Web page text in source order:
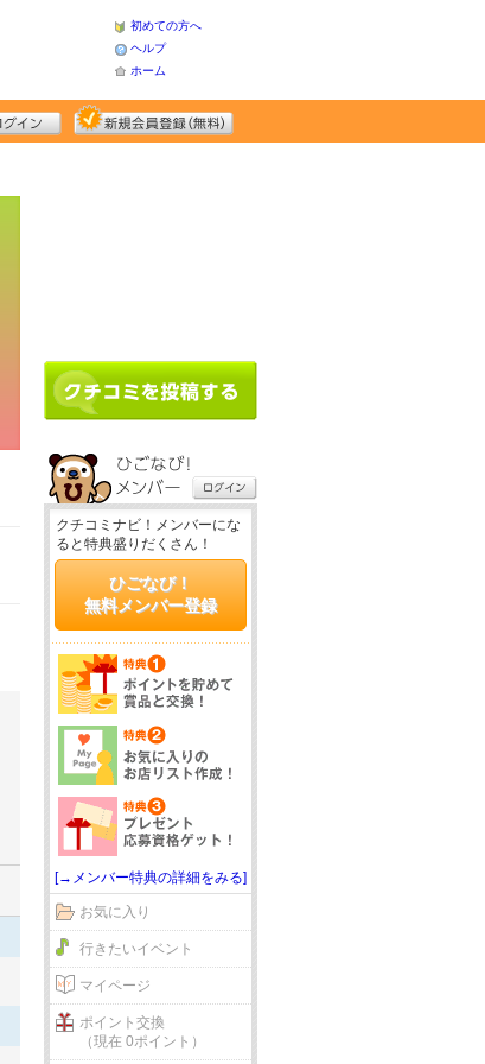
初めての方へ
ヘルプ
ホーム
クチコミナビ！メンバーにな
ると特典盛りだくさん！
ひごなび！
無料メンバー登録
[→メンバー特典の詳細をみる]
お気に入り
行きたいイベント
マイページ
ポイント交換
（現在 0ポイント）